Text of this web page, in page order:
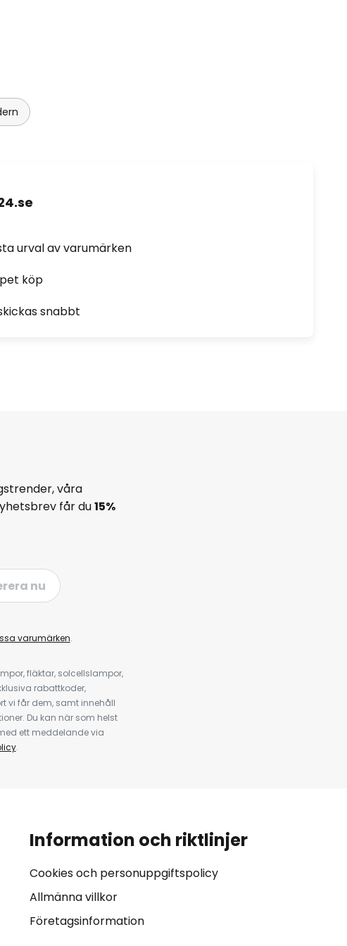
urval av varumärken
köp
snabbt
våra
får du15%
nu
varumärken.
fläktar, solcellslampor,
rabattkoder,
vi får dem, samt innehåll
Du kan när som helst
ett meddelande via
.
Information och riktlinjer
Cookies och personuppgiftspolicy
Allmänna villkor
Företagsinformation